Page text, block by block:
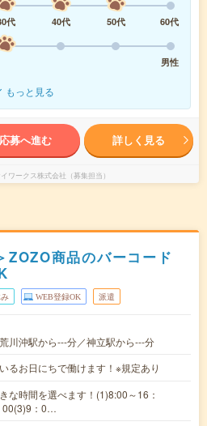
代 40代 50代
60代
男性
もっと見る
応募へ進む 詳しく見る
ワークス株式会社（募集担当）
ZOZO商品のバーコード
WEB登録OK 派遣
川沖駅から---分／神立駅から---分
るお日にちで働けます！※規定あり
な時間を選べます！(1)8:00～16：
00(3)9：0…